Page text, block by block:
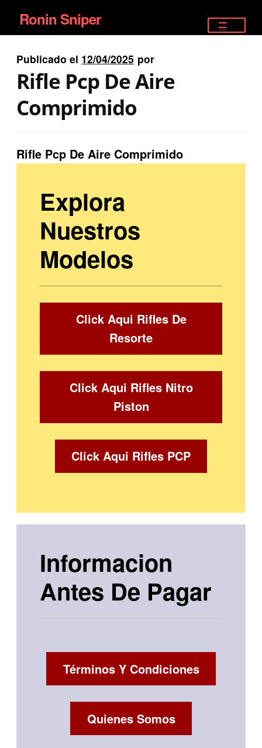
Ir
a
la
navegación
Ir
al
contenido
Ronin Sniper
EQUIPAMIENTO ÉLITE
SATELITALES
Publicado el 12/04/2025 por
Rifle Pcp De Aire
Comprimido
Rifle Pcp De Aire Comprimido
Explora
Nuestros
Modelos
Click Aqui Rifles De
Resorte
Click Aqui Rifles Nitro
Piston
Click Aqui Rifles PCP
Informacion
Antes De Pagar
Términos Y Condiciones
Quienes Somos